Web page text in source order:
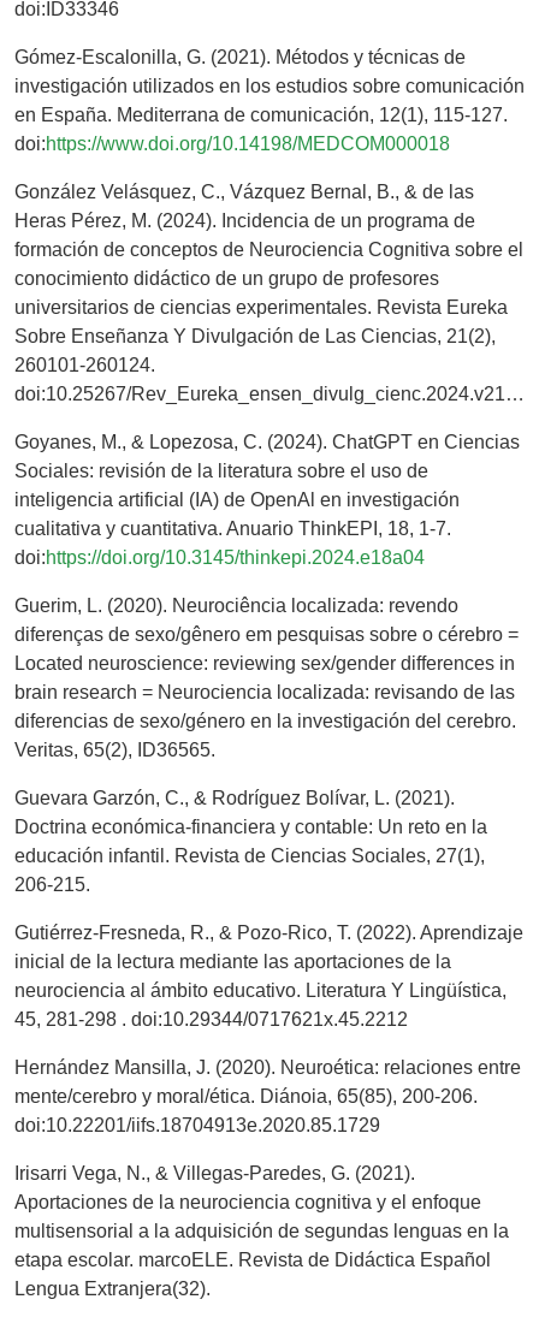
doi:ID33346
Gómez-Escalonilla, G. (2021). Métodos y técnicas de
investigación utilizados en los estudios sobre comunicación
en España. Mediterrana de comunicación, 12(1), 115-127.
doi:https://www.doi.org/10.14198/MEDCOM000018
González Velásquez, C., Vázquez Bernal, B., & de las
Heras Pérez, M. (2024). Incidencia de un programa de
formación de conceptos de Neurociencia Cognitiva sobre el
conocimiento didáctico de un grupo de profesores
universitarios de ciencias experimentales. Revista Eureka
Sobre Enseñanza Y Divulgación de Las Ciencias, 21(2),
260101-260124.
doi:10.25267/Rev_Eureka_ensen_divulg_cienc.2024.v21.12.2601
Goyanes, M., & Lopezosa, C. (2024). ChatGPT en Ciencias
Sociales: revisión de la literatura sobre el uso de
inteligencia artificial (IA) de OpenAl en investigación
cualitativa y cuantitativa. Anuario ThinkEPI, 18, 1-7.
doi:https://doi.org/10.3145/thinkepi.2024.e18a04
Guerim, L. (2020). Neurociência localizada: revendo
diferenças de sexo/gênero em pesquisas sobre o cérebro =
Located neuroscience: reviewing sex/gender differences in
brain research = Neurociencia localizada: revisando de las
diferencias de sexo/género en la investigación del cerebro.
Veritas, 65(2), ID36565.
Guevara Garzón, C., & Rodríguez Bolívar, L. (2021).
Doctrina económica-financiera y contable: Un reto en la
educación infantil. Revista de Ciencias Sociales, 27(1),
206-215.
Gutiérrez-Fresneda, R., & Pozo-Rico, T. (2022). Aprendizaje
inicial de la lectura mediante las aportaciones de la
neurociencia al ámbito educativo. Literatura Y Lingüística,
45, 281-298 . doi:10.29344/0717621x.45.2212
Hernández Mansilla, J. (2020). Neuroética: relaciones entre
mente/cerebro y moral/ética. Diánoia, 65(85), 200-206.
doi:10.22201/iifs.18704913e.2020.85.1729
Irisarri Vega, N., & Villegas-Paredes, G. (2021).
Aportaciones de la neurociencia cognitiva y el enfoque
multisensorial a la adquisición de segundas lenguas en la
etapa escolar. marcoELE. Revista de Didáctica Español
Lengua Extranjera(32).